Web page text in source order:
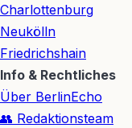
Charlottenburg
Neukölln
Friedrichshain
Info & Rechtliches
Über BerlinEcho
👥 Redaktionsteam